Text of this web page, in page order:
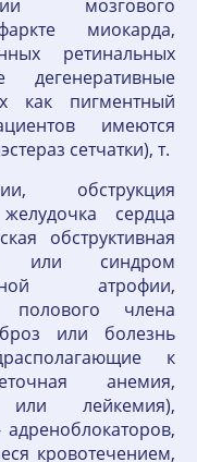
мозгового
миокарда,
ретинальных
дегенеративные
как пигментный
имеются
сетчатки), т.
обструкция
сердца
обструктивная
или синдром
атрофии,
полового члена
или болезнь
к
анемия,
или лейкемия),
кровотечением,